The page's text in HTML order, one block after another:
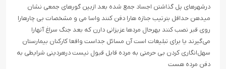
درشهرهای پل گذاشتن اجساد جمع شده بعد ازبین گورهای جمعی نشان
میدهن حداقل بترتیب جنازه هارا دفن کنند واسا می و مشخصات بی چارهارا
روی قبر نصب کنند بهرحال مردها عزیزانی دارن که بعد جنگ سراغ آنهارا
می‌گیرند یا برای تبلیغات است آن مسائل جداست واقعا کارکنان بیمارستان
سهل‌انگاری کردن بی حرمتی به مرده قابل قبول نیست درهردینی شرایطی به
دفن مرده هست